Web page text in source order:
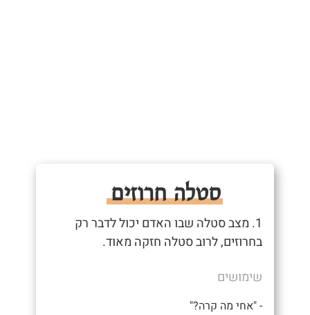
סטלה חרוזים
1. מצב סטלה שבו האדם יכול לדבר רק
בחרוזים, לרוב סטלה חזקה מאוד.
שימושים
- "אחי מה קרה?"